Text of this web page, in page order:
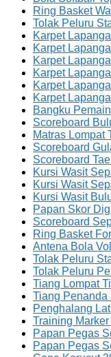
Ring Basket
Tolak Peluru
Karpet
Karpet
Karpet
Karpet
Karpet
Karpet
Bangku
Scoreboard
Matras Lompat
Scoreboard
Scoreboard
Kursi Wasit
Kursi Wasit
Kursi Wasit
Papan Skor
Scoreboard
Ring Basket
Antena Bola
Tolak Peluru
Tolak Peluru
Tiang Lompat
Tiang Penanda
Penghalang
Training
Papan Pegas
Papan Pegas